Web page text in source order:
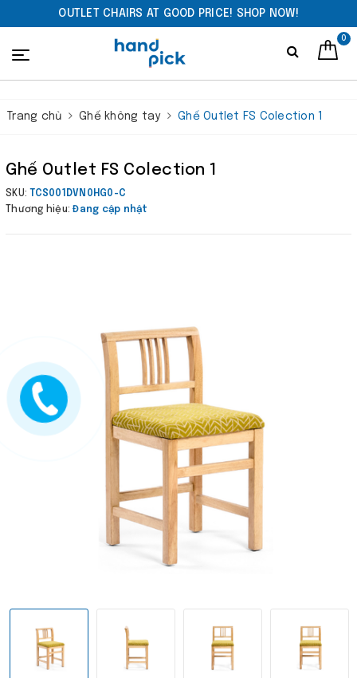
OUTLET CHAIRS AT GOOD PRICE! SHOP NOW!
0
Trang chủ Ghế không tay Ghế Outlet FS Colection 1
Ghế Outlet FS Colection 1
SKU:
TCS001DVN0HG0-C
Thương hiệu:Đang cập nhật